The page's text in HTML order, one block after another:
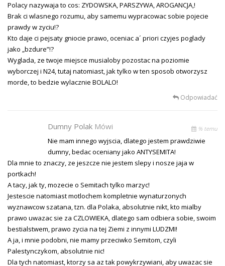
Polacy nazywaja to cos: ZYDOWSKA, PARSZYWA, AROGANCJA,!
Brak ci wlasnego rozumu, aby samemu wypracowac sobie pojecie
prawdy w zyciu!?
Kto daje ci pejsaty gniocie prawo, oceniac a´ priori czyjes poglady
jako „bzdure”!?
Wyglada, ze twoje miejsce musialoby pozostac na poziomie
wyborczej i N24, tutaj natomiast, jak tylko w ten sposob otworzysz
morde, to bedzie wylacznie BOLALO!
Odpowiadać
Dumny Polak Mówi % temu
Nie mam innego wyjscia, dlatego jestem prawdziwie
dumny, bedac oceniany jako ANTYSEMITA!
Dla mnie to znaczy, ze jeszcze nie jestem slepy i nosze jaja w
portkach!
A tacy, jak ty, mozecie o Semitach tylko marzyc!
Jestescie natomiast motlochem kompletnie wynaturzonych
wyznawcow szatana, tzn. dla Polaka, absolutnie nikt, kto mialby
prawo uwazac sie za CZLOWIEKA, dlatego sam odbiera sobie, swoim
bestialstwem, prawo zycia na tej Ziemi z innymi LUDZMI!
A ja, i mnie podobni, nie mamy przeciwko Semitom, czyli
Palestynczykom, absolutnie nic!
Dla tych natomiast, ktorzy sa az tak powykrzywiani, aby uwazac sie